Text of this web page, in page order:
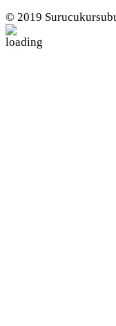
© 2019